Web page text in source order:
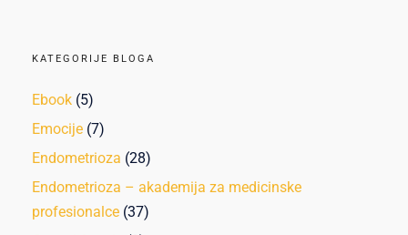
KATEGORIJE BLOGA
Ebook (5)
Emocije (7)
Endometrioza (28)
Endometrioza – akademija za medicinske
profesionalce (37)